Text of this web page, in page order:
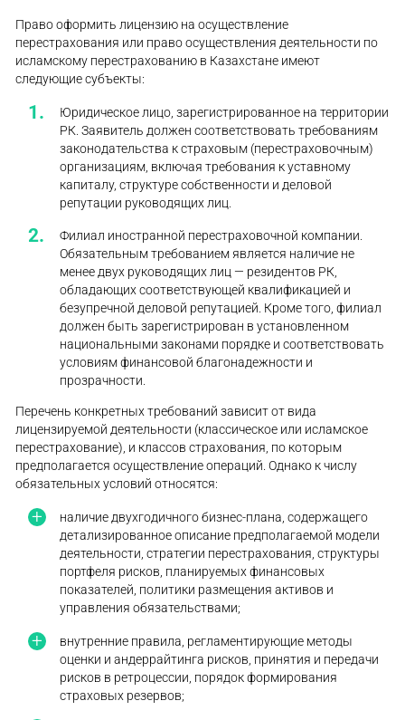
Право оформить лицензию на осуществление
перестрахования или право осуществления деятельности по
исламскому перестрахованию в Казахстане имеют
следующие субъекты:
Юридическое лицо, зарегистрированное на территории
РК. Заявитель должен соответствовать требованиям
законодательства к страховым (перестраховочным)
организациям, включая требования к уставному
капиталу, структуре собственности и деловой
репутации руководящих лиц.
Филиал иностранной перестраховочной компании.
Обязательным требованием является наличие не
менее двух руководящих лиц — резидентов РК,
обладающих соответствующей квалификацией и
безупречной деловой репутацией. Кроме того, филиал
должен быть зарегистрирован в установленном
национальными законами порядке и соответствовать
условиям финансовой благонадежности и
прозрачности.
Перечень конкретных требований зависит от вида
лицензируемой деятельности (классическое или исламское
перестрахование), и классов страхования, по которым
предполагается осуществление операций. Однако к числу
обязательных условий относятся:
наличие двухгодичного бизнес-плана, содержащего
детализированное описание предполагаемой модели
деятельности, стратегии перестрахования, структуры
портфеля рисков, планируемых финансовых
показателей, политики размещения активов и
управления обязательствами;
внутренние правила, регламентирующие методы
оценки и андеррайтинга рисков, принятия и передачи
рисков в ретроцессии, порядок формирования
страховых резервов;